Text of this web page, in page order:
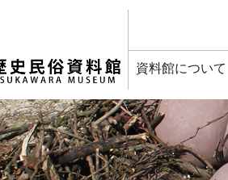
資料館について